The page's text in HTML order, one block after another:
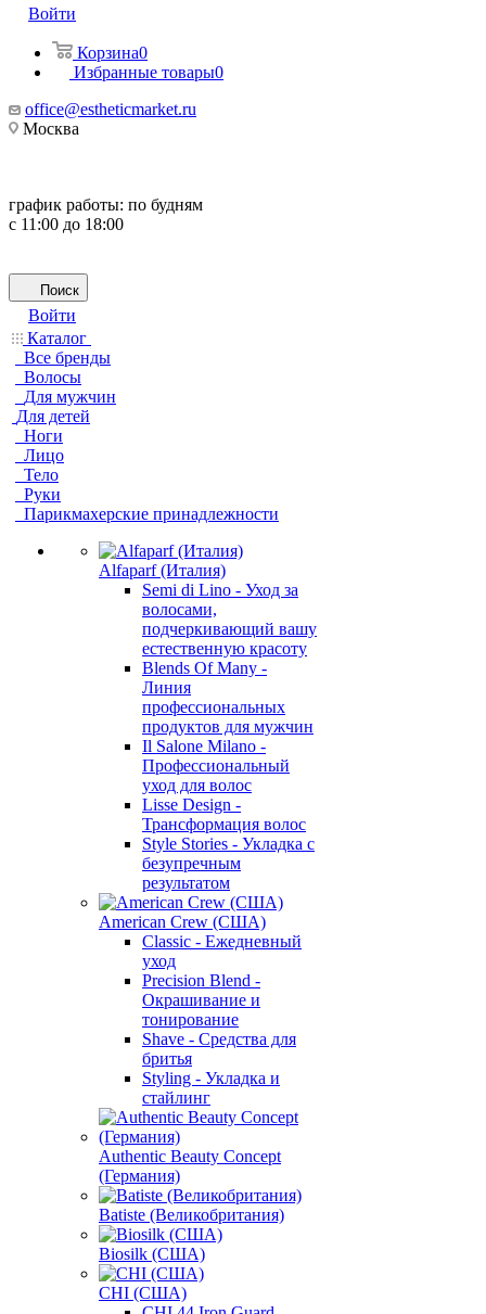
Войти
Корзина0
Избранные товары0
office@estheticmarket.ru
Москва
график работы: по будням
с 11:00 до 18:00
Поиск
Войти
Каталог
Все бренды
Волосы
Для мужчин
Для детей
Ноги
Лицо
Тело
Руки
Парикмахерские принадлежности
Alfaparf (Италия)
Semi di Lino - Уход за
волосами,
подчеркивающий вашу
естественную красоту
Blends Of Many -
Линия
профессиональных
продуктов для мужчин
Il Salone Milano -
Профессиональный
уход для волос
Lisse Design -
Трансформация волос
Style Stories - Укладка с
безупречным
результатом
American Crew (США)
Classic - Ежедневный
уход
Precision Blend -
Окрашивание и
тонирование
Shave - Средства для
бритья
Styling - Укладка и
стайлинг
Authentic Beauty Concept
(Германия)
Batiste (Великобритания)
Biosilk (США)
CHI (США)